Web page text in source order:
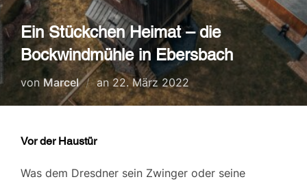
Ein Stückchen Heimat – die
Bockwindmühle in Ebersbach
vonMarcel anVeröffentlicht
am
22. März 2022
Vor der Haustür
Was dem Dresdner sein Zwinger oder seine